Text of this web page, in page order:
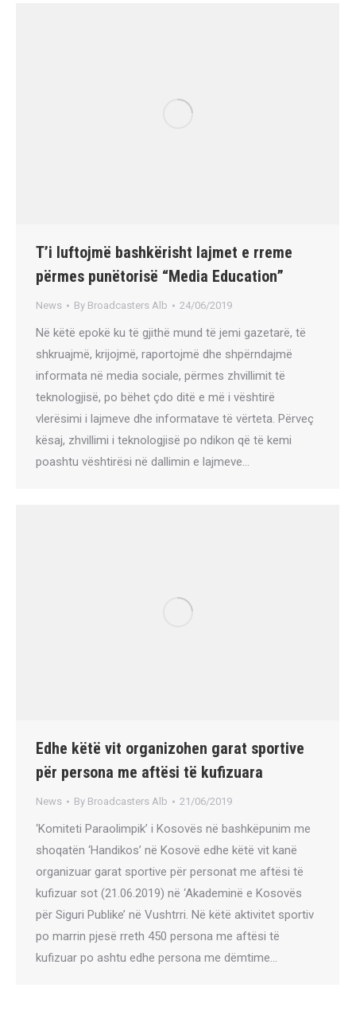
T’i luftojmë bashkërisht lajmet e rreme
përmes punëtorisë “Media Education”
News By Broadcasters Alb 24/06/2019
Në këtë epokë ku të gjithë mund të jemi gazetarë, të
shkruajmë, krijojmë, raportojmë dhe shpërndajmë
informata në media sociale, përmes zhvillimit të
teknologjisë, po bëhet çdo ditë e më i vështirë
vlerësimi i lajmeve dhe informatave të vërteta. Përveç
kësaj, zhvillimi i teknologjisë po ndikon që të kemi
poashtu vështirësi në dallimin e lajmeve…
Edhe këtë vit organizohen garat sportive
për persona me aftësi të kufizuara
News By Broadcasters Alb 21/06/2019
‘Komiteti Paraolimpik’ i Kosovës në bashkëpunim me
shoqatën ‘Handikos’ në Kosovë edhe këtë vit kanë
organizuar garat sportive për personat me aftësi të
kufizuar sot (21.06.2019) në ‘Akademinë e Kosovës
për Siguri Publike’ në Vushtrri. Në këtë aktivitet sportiv
po marrin pjesë rreth 450 persona me aftësi të
kufizuar po ashtu edhe persona me dëmtime…